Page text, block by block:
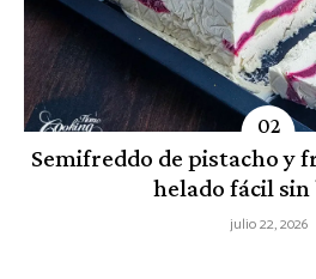
Semifreddo de pistacho y
helado fácil
julio 22, 2026